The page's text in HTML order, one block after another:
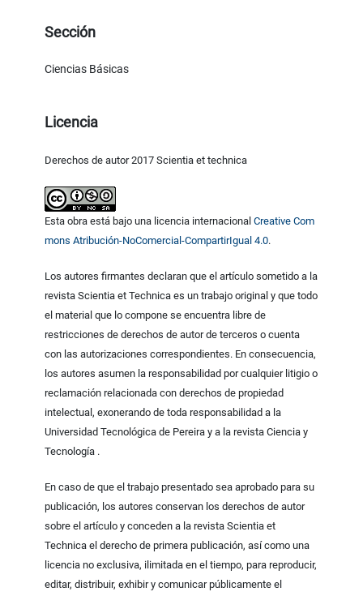
Sección
Ciencias Básicas
Licencia
Derechos de autor 2017 Scientia et technica
Esta obra está bajo una licencia internacionalCreative Com
mons Atribución-NoComercial-CompartirIgual 4.0.
Los autores firmantes declaran que el artículo sometido a la
revista Scientia et Technica es un trabajo original y que todo
el material que lo compone se encuentra libre de
restricciones de derechos de autor de terceros o cuenta
con las autorizaciones correspondientes. En consecuencia,
los autores asumen la responsabilidad por cualquier litigio o
reclamación relacionada con derechos de propiedad
intelectual, exonerando de toda responsabilidad a la
Universidad Tecnológica de Pereira y a la revista Ciencia y
Tecnología .
En caso de que el trabajo presentado sea aprobado para su
publicación, los autores conservan los derechos de autor
sobre el artículo y conceden a la revista Scientia et
Technica el derecho de primera publicación, así como una
licencia no exclusiva, ilimitada en el tiempo, para reproducir,
editar, distribuir, exhibir y comunicar públicamente el